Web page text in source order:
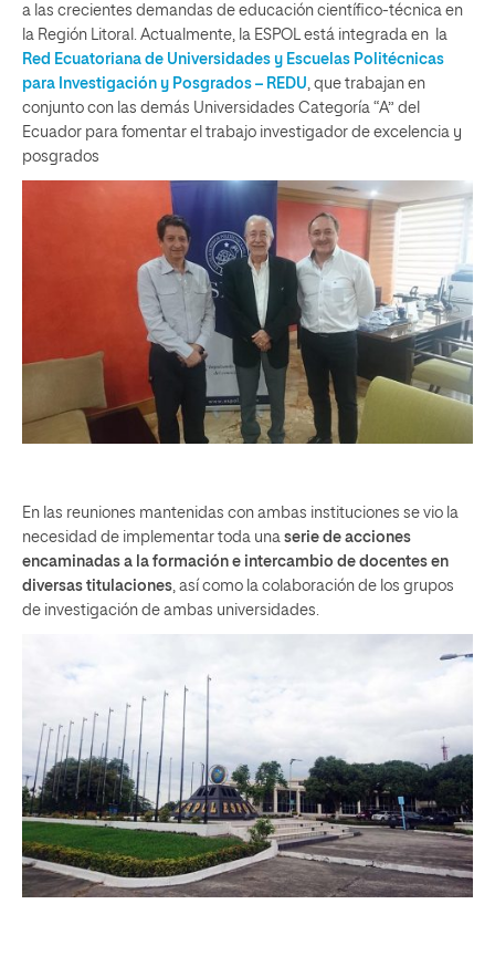
a las crecientes demandas de educación científico-técnica en
la Región Litoral. Actualmente, la ESPOL está integrada en la
Red Ecuatoriana de Universidades y Escuelas Politécnicas
para Investigación y Posgrados – REDU, que trabajan en
conjunto con las demás Universidades Categoría “A” del
Ecuador para fomentar el trabajo investigador de excelencia y
posgrados
En las reuniones mantenidas con ambas instituciones se vio la
necesidad de implementar toda una serie de acciones
encaminadas a la formación e intercambio de docentes en
diversas titulaciones, así como la colaboración de los grupos
de investigación de ambas universidades.